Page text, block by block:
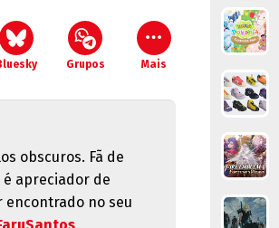
Grupos Mais
obscuros. Fã de
é apreciador de
encontrado no seu